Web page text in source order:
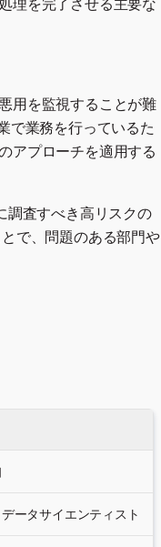
用を監視することが難
で業務を行っているた
アプローチを適用する
調査すべき高リスクの
で、問題のある部門や
ータサイエンティスト